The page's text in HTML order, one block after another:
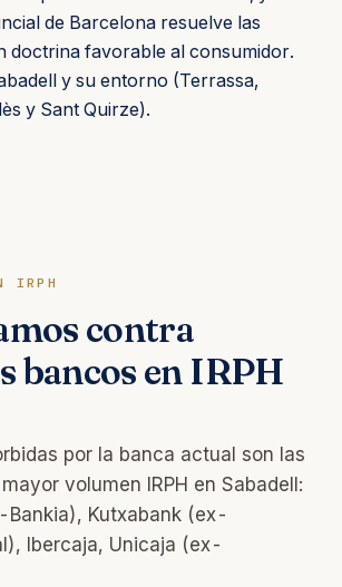
de Barcelona resuelve las
doctrina favorable al consumidor.
y su entorno (Terrassa,
y Sant Quirze).
IRPH
contra
bancos en IRPH
por la banca actual son las
volumen IRPH en Sabadell:
Bankia), Kutxabank (ex-
Ibercaja, Unicaja (ex-